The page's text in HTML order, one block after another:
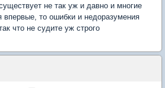
не так уж и давно и многие
впервые, то ошибки и недоразумения
что не судите уж строго